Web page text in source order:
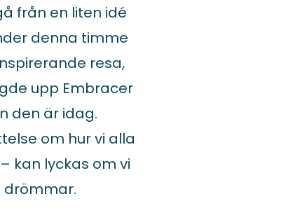
från en liten idé
denna timme
resa,
upp Embracer
den är idag.
om hur vi alla
kan lyckas om vi
drömmar.